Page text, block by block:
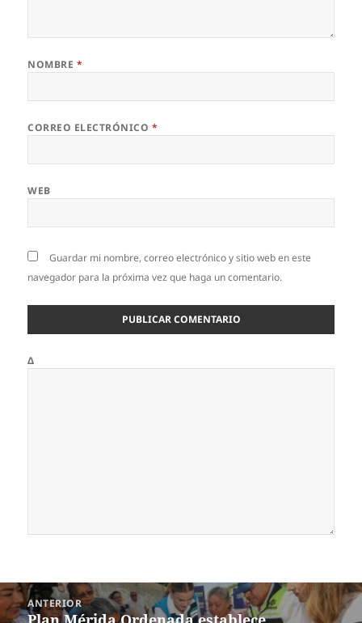
NOMBRE *
CORREO ELECTRÓNICO *
WEB
Guardar mi nombre, correo electrónico y sitio web en este
navegador para la próxima vez que haga un comentario.
Δ
Navegación
de
ANTERIOR